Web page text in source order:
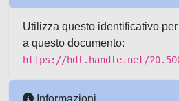
Utilizza questo identificativo
a questo documento:
https://hdl.handle.net/
Informazioni